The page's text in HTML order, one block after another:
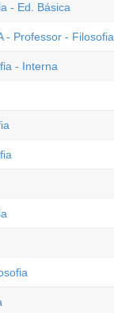
- Ed. Básica
- Professor - Filosofia
- Interna